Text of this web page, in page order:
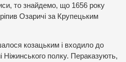
то знайдемо, що 1656 року
Озаричі за Крупецьким
козацьким і входило до
Ніжинського полку. Пераказують,